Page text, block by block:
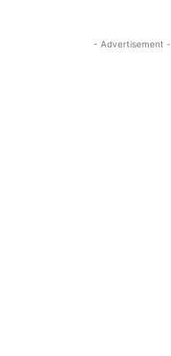
- Advertisement -